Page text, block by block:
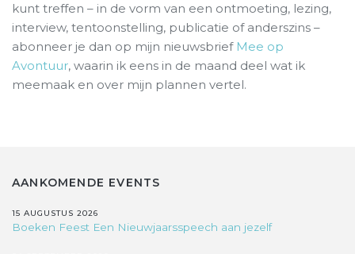
kunt treffen – in de vorm van een ontmoeting, lezing,
interview, tentoonstelling, publicatie of anderszins –
abonneer je dan op mijn nieuwsbrief Mee op
Avontuur, waarin ik eens in de maand deel wat ik
meemaak en over mijn plannen vertel.
AANKOMENDE EVENTS
15 AUGUSTUS 2026
Boeken Feest Een Nieuwjaarsspeech aan jezelf